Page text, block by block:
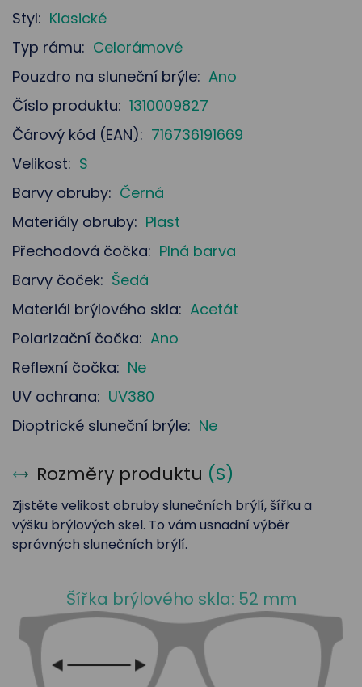
Styl: Klasické
Typ rámu: Celorámové
Pouzdro na sluneční brýle: Ano
Číslo produktu: 1310009827
Čárový kód (EAN): 716736191669
Velikost: S
Barvy obruby: Černá
Materiály obruby: Plast
Přechodová čočka: Plná barva
Barvy čoček: Šedá
Materiál brýlového skla: Acetát
Polarizační čočka: Ano
Reflexní čočka: Ne
UV ochrana: UV380
Dioptrické sluneční brýle: Ne
Rozměry produktu (S)
Zjistěte velikost obruby slunečních brýlí, šířku a
výšku brýlových skel. To vám usnadní výběr
správných slunečních brýlí.
Šířka brýlového skla: 52 mm